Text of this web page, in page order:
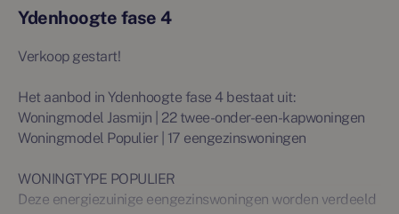
Ydenhoogte fase 4
Verkoop gestart!
Het aanbod in Ydenhoogte fase 4 bestaat uit:
Woningmodel Jasmijn | 22 twee-onder-een-kapwoningen
Woningmodel Populier | 17 eengezinswoningen
WONINGTYPE POPULIER
Deze energiezuinige eengezinswoningen worden verdeeld